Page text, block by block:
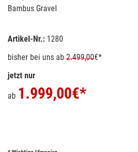
Bambus Gravel
Artikel-Nr.: 1280
bisher bei uns ab 2.499,00€*
jetzt nur
ab 1.999,00€*